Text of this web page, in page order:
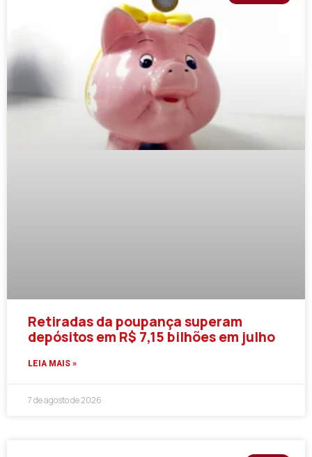
Retiradas da poupança superam
depósitos em R$ 7,15 bilhões em julho
LEIA MAIS »
7 de agosto de 2026